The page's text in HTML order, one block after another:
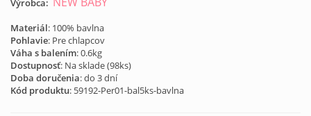
Výrobca:
Materiál: 100% bavlna
Pohlavie: Pre chlapcov
Váha s balením: 0.6kg
Dostupnosť: Na sklade (98ks)
Doba doručenia: do 3 dní
Kód produktu: 59192-Per01-bal5ks-bavlna